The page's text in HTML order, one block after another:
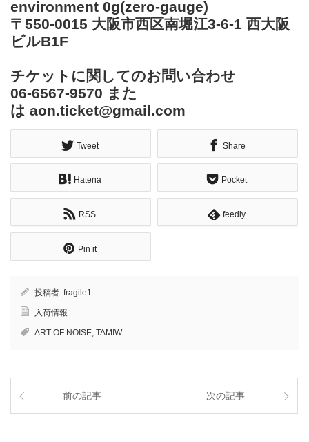
environment 0g(zero-gauge)
〒550-0015 大阪市西区南堀江3-6-1 西大阪
ビルB1F
チケットに関してのお問い合わせ
06-6567-9570 また
は aon.ticket@gmail.com
Tweet Share
Hatena Pocket
RSS feedly
Pin it
投稿者: fragile1
入荷情報
ART OF NOISE TAMIW
前の記事 次の記事